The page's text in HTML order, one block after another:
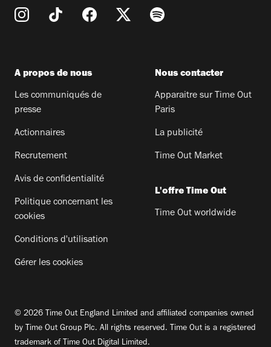
A propos de nous
Les communiqués de
presse
Actionnaires
Recrutement
Avis de confidentialité
Politique concernant les
cookies
Conditions d'utilisation
Gérer les cookies
Nous contacter
Apparaitre sur Time Out
Paris
La publicité
Time Out Market
L'offre Time Out
Time Out worldwide
© 2026 Time Out England Limited and affiliated companies owned
by Time Out Group Plc. All rights reserved. Time Out is a registered
trademark of Time Out Digital Limited.